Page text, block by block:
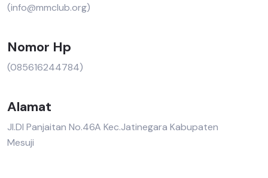
(info@mmclub.org)
Nomor Hp
(085616244784)
Alamat
Jl.DI Panjaitan No.46A Kec.Jatinegara Kabupaten
Mesuji